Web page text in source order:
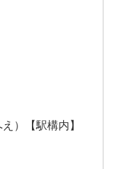
）【駅構内】